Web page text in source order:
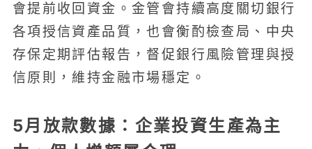
會提前收回資金。金管會持續高度關切銀行
各項授信資產品質，也會衡酌檢查局、中央
存保定期評估報告，督促銀行風險管理與授
信原則，維持金融市場穩定。
5月放款數據：企業投資生產為主